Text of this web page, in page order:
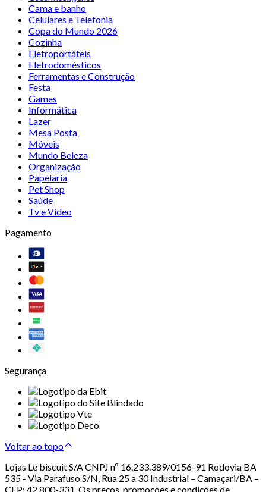
Cama e banho
Celulares e Telefonia
Copa do Mundo 2026
Cozinha
Eletroportáteis
Eletrodomésticos
Ferramentas e Construção
Festa
Games
Informática
Lazer
Mesa Posta
Móveis
Mundo Beleza
Organização
Papelaria
Pet Shop
Saúde
Tv e Vídeo
Pagamento
Segurança
Voltar ao topo
Lojas Le biscuit S/A CNPJ nº 16.233.389/0156-91 Rodovia BA
535 - Via Parafuso S/N, Rua 25 a 30 Industrial – Camaçari/BA –
CEP: 42.800-331. Os preços, promoções e condições de